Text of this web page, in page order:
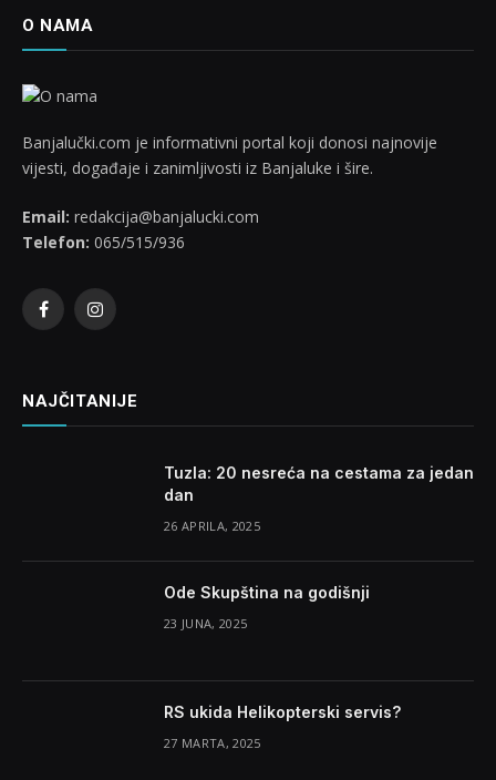
O NAMA
Banjalučki.com je informativni portal koji donosi najnovije
vijesti, događaje i zanimljivosti iz Banjaluke i šire.
Email: redakcija@banjalucki.com
Telefon: 065/515/936
FacebookInstagram
NAJČITANIJE
Tuzla: 20 nesreća na cestama za jedan
dan
26 APRILA, 2025
Ode Skupština na godišnji
23 JUNA, 2025
RS ukida Helikopterski servis?
27 MARTA, 2025